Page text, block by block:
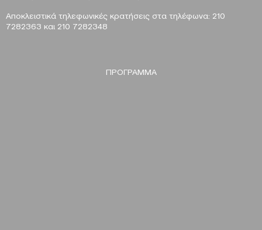
Αποκλειστικά τηλεφωνικές κρατήσεις στα τηλέφωνα: 210
7282363 και 210 7282348
ΠΡΟΓΡΑΜΜΑ